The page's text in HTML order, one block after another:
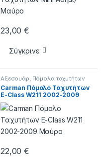
23,00€
Σύγκρινε
Αξεσουάρ, Πόμολα ταχυτήτων
Carman Πόμολο Ταχυτήτων
E-Class W211 2002-2009
Μαύρο
22,00€